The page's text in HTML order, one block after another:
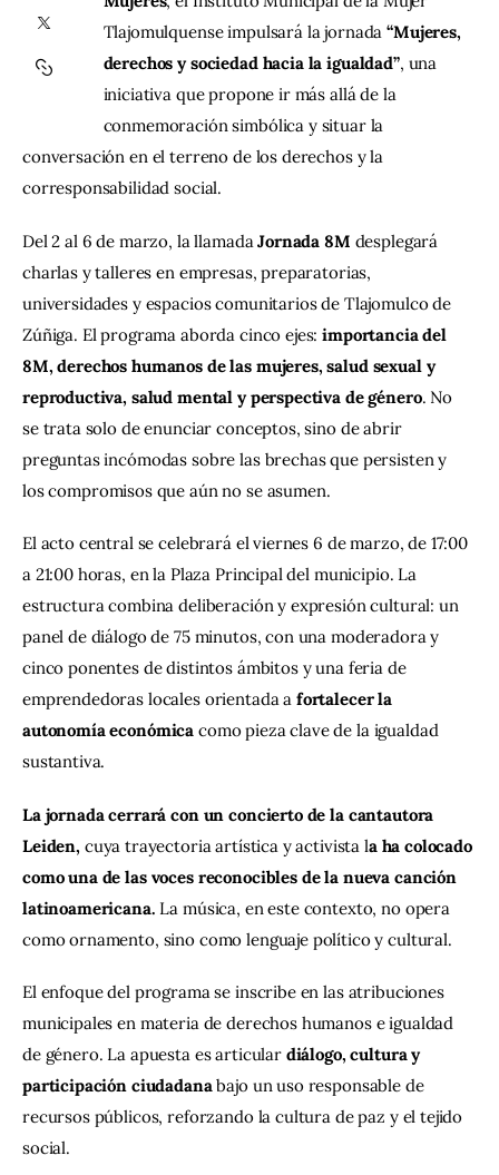
Contacto
Tlajomulquense impulsará la jornada “Mujeres,
derechos y sociedad hacia la igualdad”, una
iniciativa que propone ir más allá de la
conmemoración simbólica y situar la
conversación en el terreno de los derechos y la
corresponsabilidad social.
Del 2 al 6 de marzo, la llamada Jornada 8M desplegará
charlas y talleres en empresas, preparatorias,
universidades y espacios comunitarios de Tlajomulco de
Zúñiga. El programa aborda cinco ejes: importancia del
8M, derechos humanos de las mujeres, salud sexual y
reproductiva, salud mental y perspectiva de género. No
se trata solo de enunciar conceptos, sino de abrir
preguntas incómodas sobre las brechas que persisten y
los compromisos que aún no se asumen.
El acto central se celebrará el viernes 6 de marzo, de 17:00
a 21:00 horas, en la Plaza Principal del municipio. La
estructura combina deliberación y expresión cultural: un
panel de diálogo de 75 minutos, con una moderadora y
cinco ponentes de distintos ámbitos y una feria de
emprendedoras locales orientada a fortalecer la
autonomía económica como pieza clave de la igualdad
sustantiva.
La jornada cerrará con un concierto de la cantautora
Leiden, cuya trayectoria artística y activista la ha colocado
como una de las voces reconocibles de la nueva canción
latinoamericana. La música, en este contexto, no opera
como ornamento, sino como lenguaje político y cultural.
El enfoque del programa se inscribe en las atribuciones
municipales en materia de derechos humanos e igualdad
de género. La apuesta es articular diálogo, cultura y
participación ciudadana bajo un uso responsable de
recursos públicos, reforzando la cultura de paz y el tejido
social.